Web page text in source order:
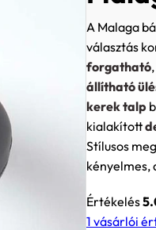
A Malaga
választás
forgatható
állítható
kerek talp
kialakított
Stílusos
kényelmes,
Értékelés
1 vásárlói